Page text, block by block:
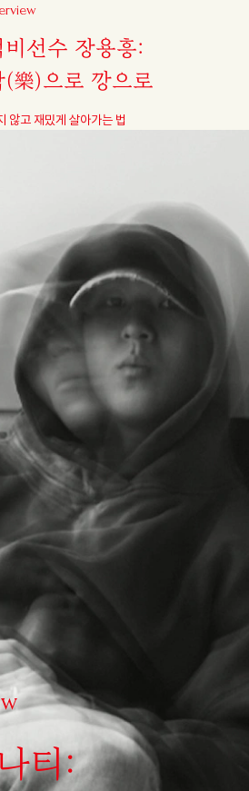
비선수 장용흥:
(樂)으로 깡으로
않고 재밌게 살아가는 법
티: